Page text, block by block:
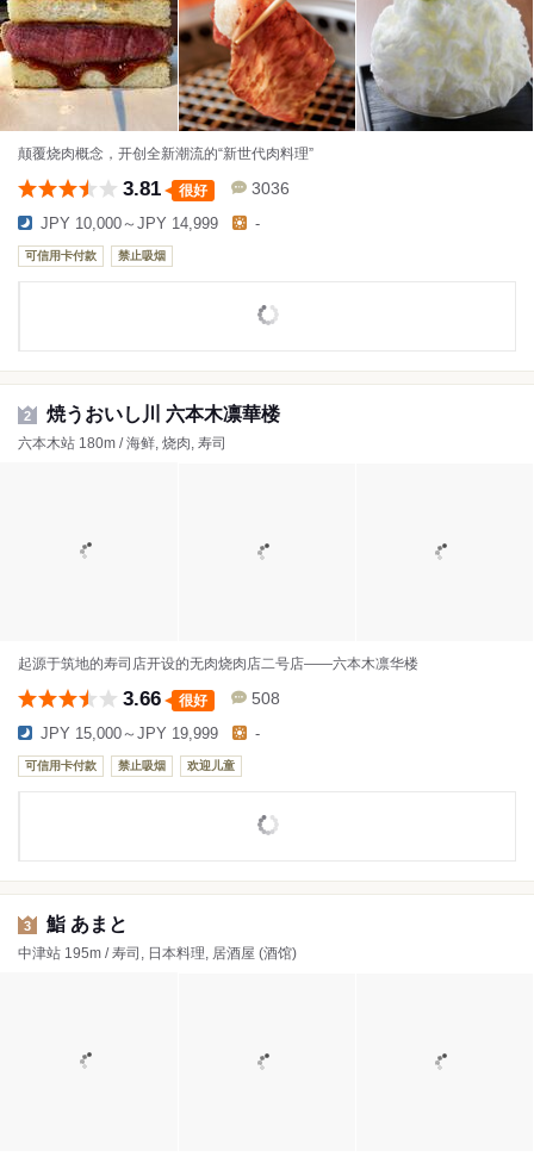
颠覆烧肉概念，开创全新潮流的“新世代肉料理”
3.81 很好 3036
JPY 10,000～JPY 14,999 -
可信用卡付款 禁止吸烟
2 焼うおいし川 六本木凛華楼
六本木站 180m / 海鲜, 烧肉, 寿司
起源于筑地的寿司店开设的无肉烧肉店二号店——六本木凛华楼
3.66 很好 508
JPY 15,000～JPY 19,999 -
可信用卡付款 禁止吸烟 欢迎儿童
3 鮨 あまと
中津站 195m / 寿司, 日本料理, 居酒屋 (酒馆)